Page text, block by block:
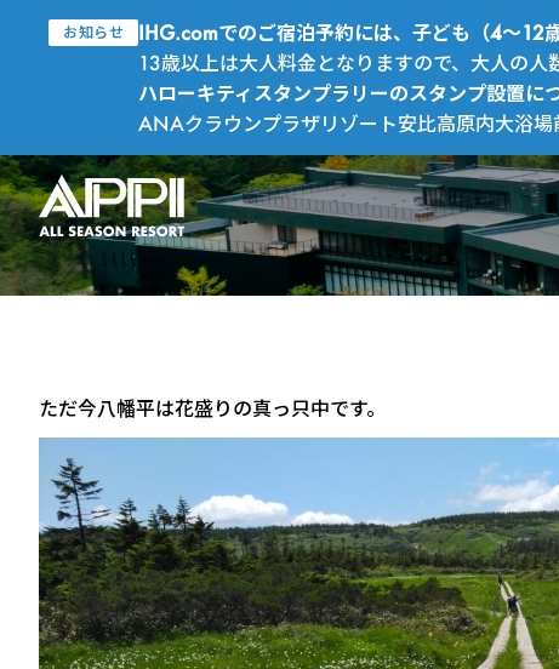
お知らせ IHG.comでのご宿泊予約には、子ども（4～12
13歳以上は大人料金となりますので、大人の人
ハローキティスタンプラリーのスタンプ設置に
ANAクラウンプラザリゾート安比高原内大浴
ただ今八幡平は花盛りの真っ只中です。